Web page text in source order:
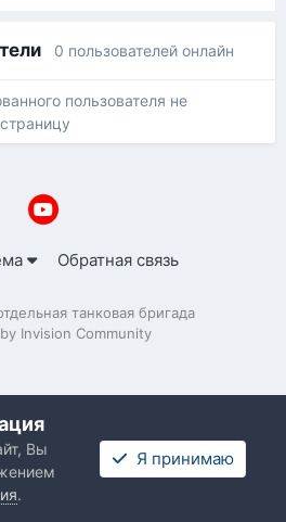
0 пользователей онлайн
пользователя не
Обратная связь
танковая бригада
Invision Community
Вы
.
Я принимаю